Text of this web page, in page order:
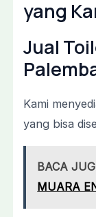
yang
Jual
Kami
yang bisa
BACA
MUARA